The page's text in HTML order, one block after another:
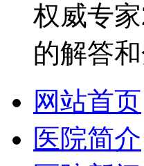
权威专
的解答
网站首页
医院简介